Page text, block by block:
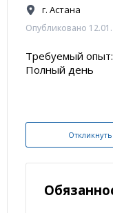
г. Астана
Опубликовано
Требуемый
Полный день